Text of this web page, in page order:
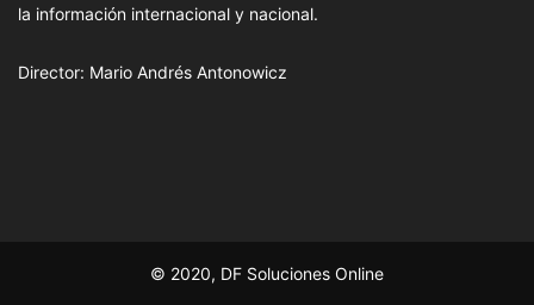
la información internacional y nacional.
Director: Mario Andrés Antonowicz
© 2020, DF Soluciones Online